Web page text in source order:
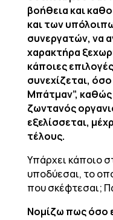
βοήθεια και
και των
συνεργατών, να
χαρακτήρα
κάποιες
συνεχίζεται,
Μπάτμαν”, καθώς
ζωντανός
εξελίσσεται,
τέλους.
Υπάρχει κάποιο
υποδύεσαι, το
που σκέφτεσαι;
Νομίζω πως όσο